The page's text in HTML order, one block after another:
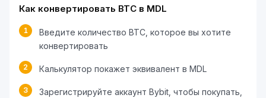
Как конвертировать BTC в MDL
1
Введите количество BTC, которое вы хотите
конвертировать
2 Калькулятор покажет эквивалент в MDL
3
Зарегистрируйте аккаунт Bybit, чтобы покупать,